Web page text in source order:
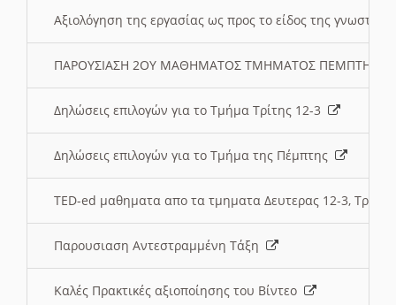
Αξιολόγηση της εργασίας ως προς το είδος της
ΠΑΡΟΥΣΙΑΣΗ 2ΟΥ ΜΑΘΗΜΑΤΟΣ ΤΜΗΜΑΤΟΣ
Δηλώσεις επιλογών για το Τμήμα Τρίτης 12-3
Δηλώσεις επιλογών για το Τμήμα της Πέμπτης
TED-ed μαθηματα απο τα τμηματα Δευτερας 12-3,
Παρουσιαση Αντεστραμμένη Τάξη
Καλές Πρακτικές αξιοποίησης του Βίντεο